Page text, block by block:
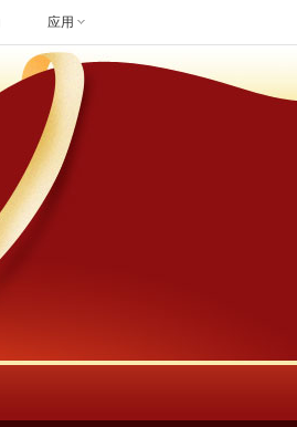
应用